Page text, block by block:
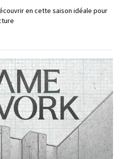
en cette saison idéale pour